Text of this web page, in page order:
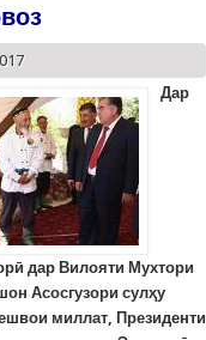
Дар
дар Вилояти Мухтори
Асосгузори сулҳу
миллат, Президенти